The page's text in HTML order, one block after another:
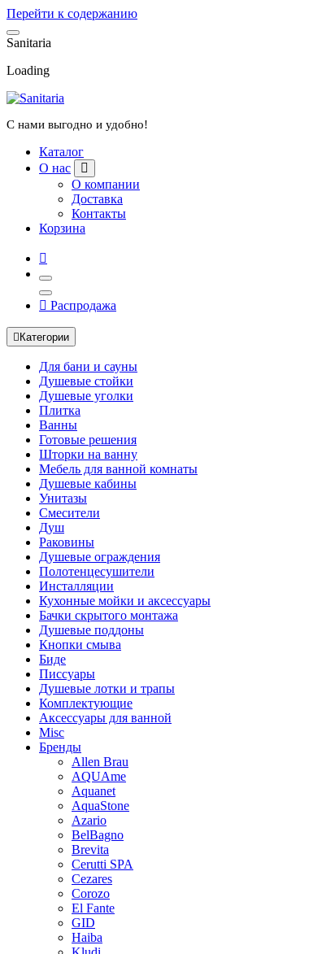
Перейти к содержанию
Sanitaria
Loading
С нами выгодно и удобно!
Каталог
О нас
О компании
Доставка
Контакты
Корзина
Распродажа
Категории
Для бани и сауны
Душевые стойки
Душевые уголки
Плитка
Ванны
Готовые решения
Шторки на ванну
Мебель для ванной комнаты
Душевые кабины
Унитазы
Смесители
Душ
Раковины
Душевые ограждения
Полотенцесушители
Инсталляции
Кухонные мойки и аксессуары
Бачки скрытого монтажа
Душевые поддоны
Кнопки смыва
Биде
Писсуары
Душевые лотки и трапы
Комплектующие
Аксессуары для ванной
Misc
Бренды
Allen Brau
AQUAme
Aquanet
AquaStone
Azario
BelBagno
Brevita
Cerutti SPA
Cezares
Corozo
El Fante
GID
Haiba